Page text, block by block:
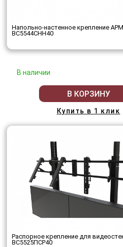
Напольно-настенное крепление
ВС5544СНН40
В наличии
В КОРЗИНУ
Купить в 1 клик
Распорное крепление для
ВС5525ПСР40